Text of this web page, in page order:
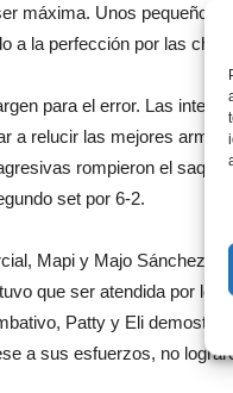
máxima. Unos pequeños
a la perfección por las
para el error. Las
a relucir las mejores
rompieron el saque
set por 6-2.
Mapi y Majo Sánchez
que ser atendida por los
Patty y Eli
a sus esfuerzos, no